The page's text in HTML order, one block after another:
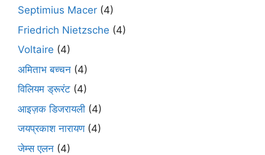
Septimius Macer (4)
Friedrich Nietzsche (4)
Voltaire (4)
अमिताभ बच्चन (4)
विलियम ड्रूरंट (4)
आइज़क डिजरायली (4)
जयप्रकाश नारायण(4)
जेम्स एलन (4)